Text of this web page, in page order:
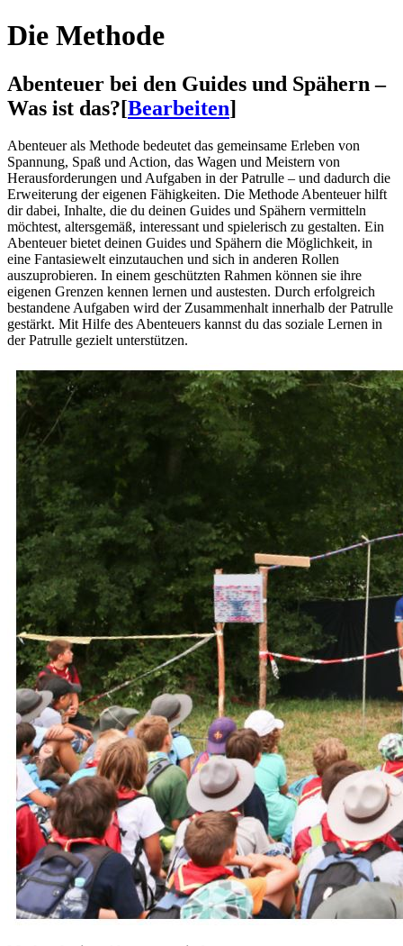
Die Methode
Abenteuer bei den Guides und Spähern –
Was ist das?[Bearbeiten]
Abenteuer als Methode bedeutet das gemeinsame Erleben von
Spannung, Spaß und Action, das Wagen und Meistern von
Herausforderungen und Aufgaben in der Patrulle – und dadurch die
Erweiterung der eigenen Fähigkeiten. Die Methode Abenteuer hilft
dir dabei, Inhalte, die du deinen Guides und Spähern vermitteln
möchtest, altersgemäß, interessant und spielerisch zu gestalten. Ein
Abenteuer bietet deinen Guides und Spähern die Möglichkeit, in
eine Fantasiewelt einzutauchen und sich in anderen Rollen
auszuprobieren. In einem geschützten Rahmen können sie ihre
eigenen Grenzen kennen lernen und austesten. Durch erfolgreich
bestandene Aufgaben wird der Zusammenhalt innerhalb der Patrulle
gestärkt. Mit Hilfe des Abenteuers kannst du das soziale Lernen in
der Patrulle gezielt unterstützen.